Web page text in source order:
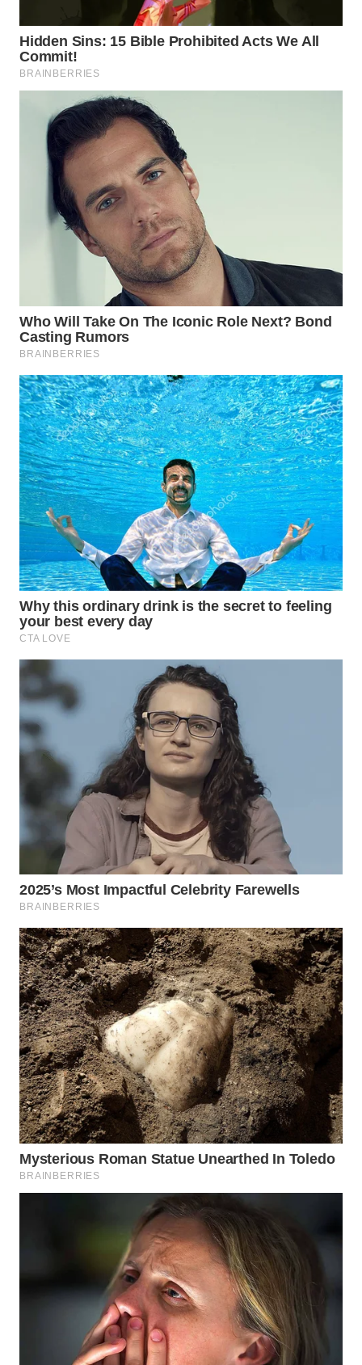
TAPANULI
TENGAH
SERDANG
WN
TINGGI
KARAWANG
WN
WN
BOGOR
WN
DEPOK
WN
TAPANULI
UTARA
WN
SAMOSIR
PADANG
LAWAS
WN
SUMEDANG
WN
CIANJUR
WN
KEPULAUAN
SERIBU
WN
TANGERANG
WN
BINJAI
WN
CIREBON
WN
INDRAMAYU
WN